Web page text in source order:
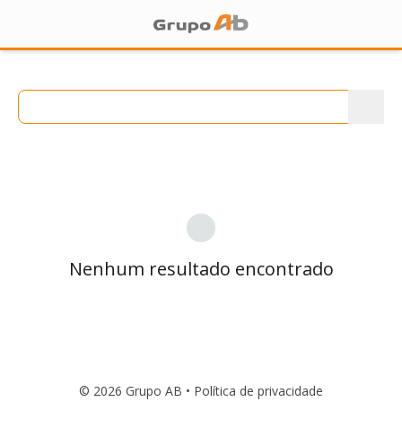
Nenhum resultado encontrado
© 2026 Grupo AB • Política de privacidade